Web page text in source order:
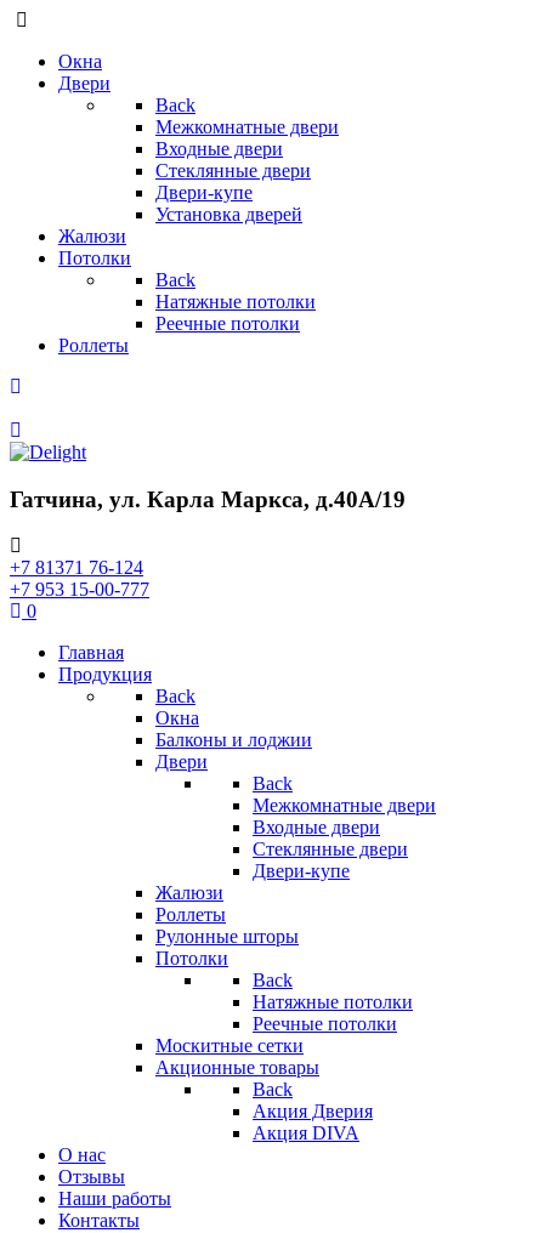
Окна
Двери
Back
Межкомнатные двери
Входные двери
Стеклянные двери
Двери-купе
Установка дверей
Жалюзи
Потолки
Back
Натяжные потолки
Реечные потолки
Роллеты
Гатчина, ул. Карла Маркса, д.40А/19
+7 81371 76-124
+7 953 15-00-777
0
Главная
Продукция
Back
Окна
Балконы и лоджии
Двери
Back
Межкомнатные двери
Входные двери
Стеклянные двери
Двери-купе
Жалюзи
Роллеты
Рулонные шторы
Потолки
Back
Натяжные потолки
Реечные потолки
Москитные сетки
Акционные товары
Back
Акция Дверия
Акция DIVA
О нас
Отзывы
Наши работы
Контакты